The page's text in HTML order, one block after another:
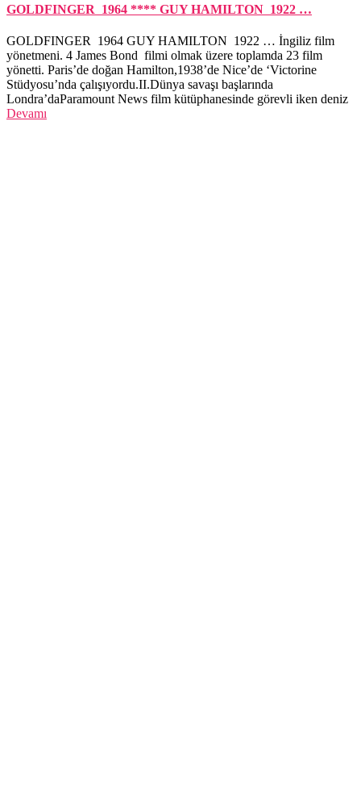
GOLDFINGER 1964 **** GUY HAMILTON 1922 …
GOLDFINGER 1964 GUY HAMILTON 1922 … İngiliz film
yönetmeni. 4 James Bond filmi olmak üzere toplamda 23 film
yönetti. Paris’de doğan Hamilton,1938’de Nice’de ‘Victorine
Stüdyosu’nda çalışıyordu.II.Dünya savaşı başlarında
Londra’daParamount News film kütüphanesinde görevli iken deniz
Devamı